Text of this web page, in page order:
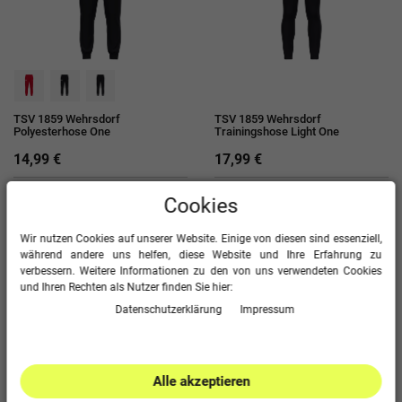
TSV 1859 Wehrsdorf
Polyesterhose One
14,99 €
TSV 1859 Wehrsdorf
Trainingshose Light One
17,99 €
TSV 1859 Wehrsdorf
Kapuzensweat Organic
TSV 1859 Wehrsdorf
Cookies
Wir nutzen Cookies auf unserer Website. Einige von diesen sind essenziell,
während andere uns helfen, diese Website und Ihre Erfahrung zu
verbessern. Weitere Informationen zu den von uns verwendeten Cookies
und Ihren Rechten als Nutzer finden Sie hier:
Daten­schutz­erklärung
Impressum
Alle akzeptieren